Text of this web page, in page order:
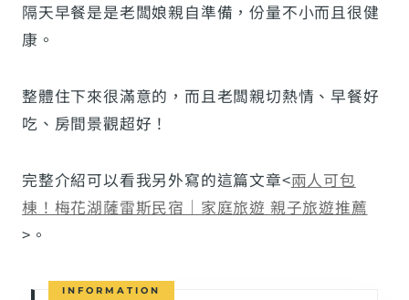
隔天早餐是是老闆娘親自準備，份量不小而且很健
康。
整體住下來很滿意的，而且老闆親切熱情、早餐好
吃、房間景觀超好！
完整介紹可以看我另外寫的這篇文章<兩人可包
棟！梅花湖薩雷斯民宿｜家庭旅遊 親子旅遊推薦
>。